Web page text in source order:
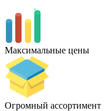
Максимальные цены
Огромный ассортимент